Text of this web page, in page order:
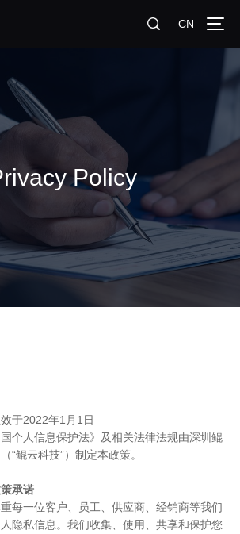
CN
Policy
于2022年1月1日
个人信息保护法》及相关法律法规由深圳鲲
“鲲云科技”）制定本政策。
承诺
每一位客户、员工、供应商、经销商等我们
隐私信息。我们收集、使用、共享和保护您